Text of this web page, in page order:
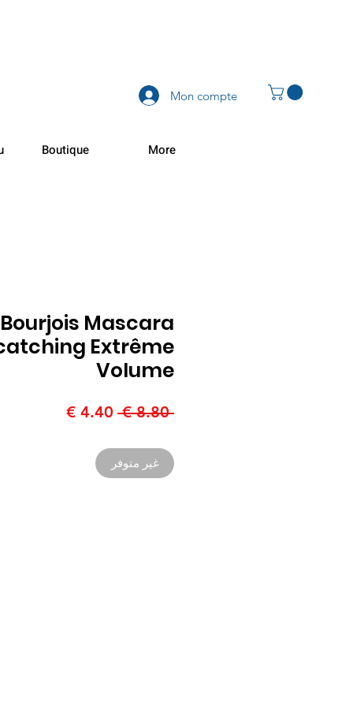
Mon compte
Boutique More
Bourjois Mascara
Extrême
Volume
‏8.80 €
سعر
سعر
غير متوفر